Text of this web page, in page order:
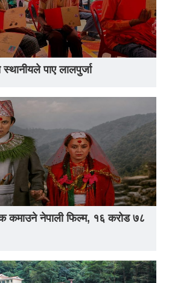
स्थानीयले पाए लालपुर्जा
कमाउने नेपाली फिल्म, १६ करोड ७८